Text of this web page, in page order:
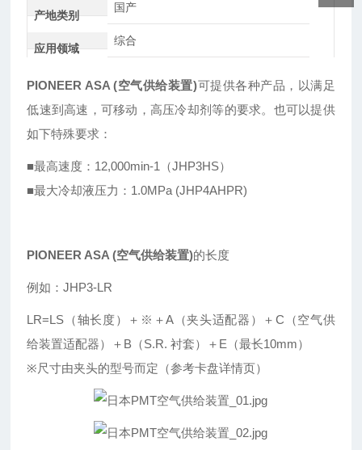
产地类别
国产
应用领域
综合
PIONEER ASA (空气供给装置)可提供各种产品，以满足
低速到高速，可移动，高压冷却剂等的要求。也可以提供
如下特殊要求：
■最高速度：12,000min-1（JHP3HS）
■最大冷却液压力：1.0MPa (JHP4AHPR)
PIONEER ASA (空气供给装置)的长度
例如：JHP3-LR
LR=LS（轴长度）＋※＋A（夹头适配器）＋C（空气供
给装置适配器）＋B（S.R. 衬套）＋E（最长10mm）
※尺寸由夹头的型号而定（参考卡盘详情页）